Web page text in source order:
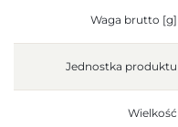
Waga brutto [g]
Jednostka produktu
Wielkość